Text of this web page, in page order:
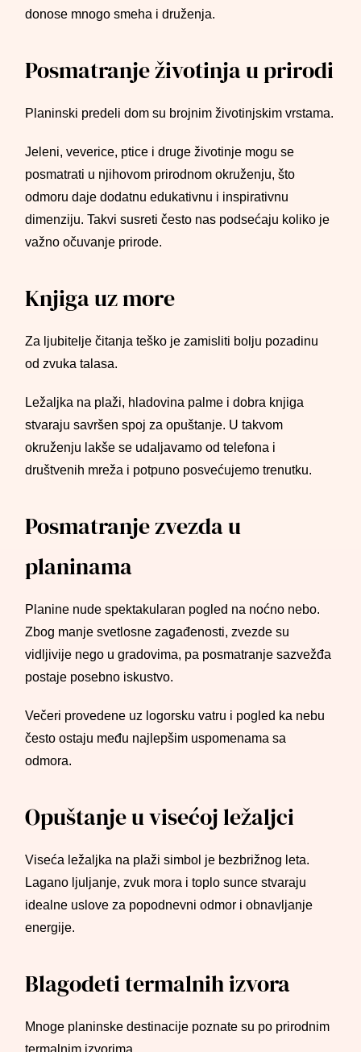
donose mnogo smeha i druženja.
Posmatranje životinja u prirodi
Planinski predeli dom su brojnim životinjskim vrstama.
Jeleni, veverice, ptice i druge životinje mogu se
posmatrati u njihovom prirodnom okruženju, što
odmoru daje dodatnu edukativnu i inspirativnu
dimenziju. Takvi susreti često nas podsećaju koliko je
važno očuvanje prirode.
Knjiga uz more
Za ljubitelje čitanja teško je zamisliti bolju pozadinu
od zvuka talasa.
Ležaljka na plaži, hladovina palme i dobra knjiga
stvaraju savršen spoj za opuštanje. U takvom
okruženju lakše se udaljavamo od telefona i
društvenih mreža i potpuno posvećujemo trenutku.
Posmatranje zvezda u
planinama
Planine nude spektakularan pogled na noćno nebo.
Zbog manje svetlosne zagađenosti, zvezde su
vidljivije nego u gradovima, pa posmatranje sazvežđa
postaje posebno iskustvo.
Večeri provedene uz logorsku vatru i pogled ka nebu
često ostaju među najlepšim uspomenama sa
odmora.
Opuštanje u visećoj ležaljci
Viseća ležaljka na plaži simbol je bezbrižnog leta.
Lagano ljuljanje, zvuk mora i toplo sunce stvaraju
idealne uslove za popodnevni odmor i obnavljanje
energije.
Blagodeti termalnih izvora
Mnoge planinske destinacije poznate su po prirodnim